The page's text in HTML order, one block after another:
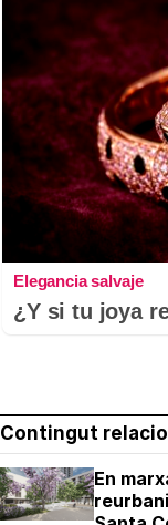
Elegancia salvaje
¿Y si tu joya
Contingut
En